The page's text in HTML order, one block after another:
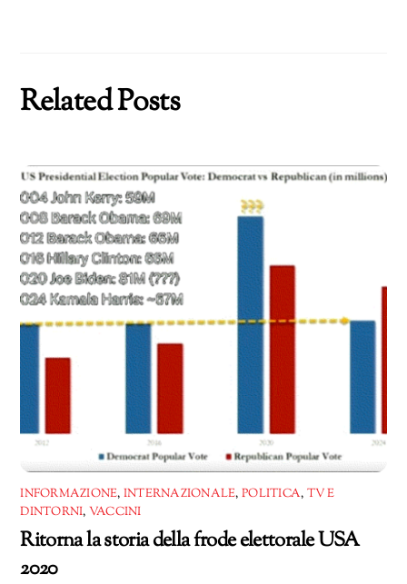
Related Posts
INFORMAZIONE, INTERNAZIONALE, POLITICA, TV E
DINTORNI, VACCINI
Ritorna la storia della frode elettorale USA
2020